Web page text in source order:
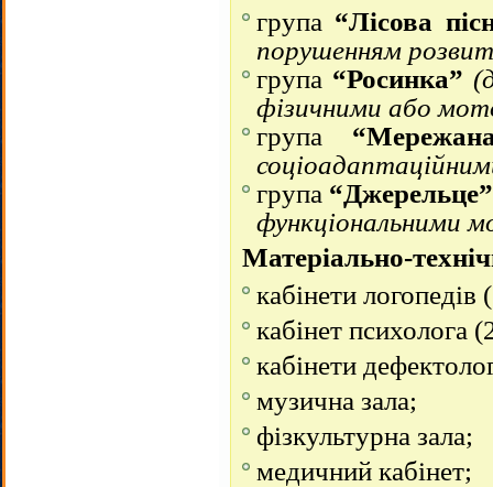
група “Лісова
порушенням
група “Росинка”
фізичними або
група
група “Джерельце”
функціональними
Матеріально-
кабінети логопедів
кабінет психолога
кабінети
музична зала;
фізкультурна зала;
медичний кабінет;